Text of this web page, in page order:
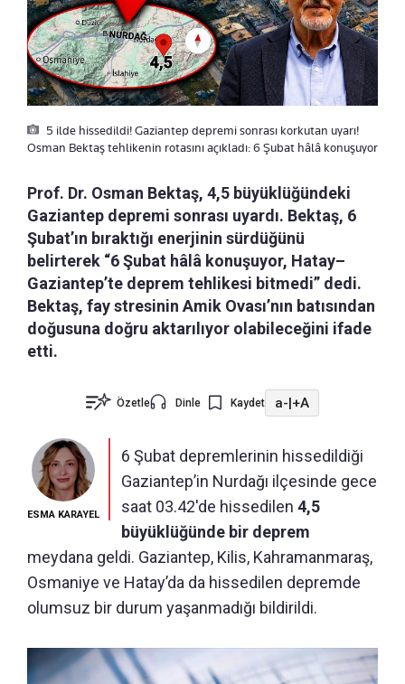
5 ilde hissedildi! Gaziantep depremi sonrası korkutan uyarı!
Osman Bektaş tehlikenin rotasını açıkladı: 6 Şubat hâlâ konuşuyor
Prof. Dr. Osman Bektaş, 4,5 büyüklüğündeki
Gaziantep depremi sonrası uyardı. Bektaş, 6
Şubat’ın bıraktığı enerjinin sürdüğünü
belirterek “6 Şubat hâlâ konuşuyor, Hatay–
Gaziantep’te deprem tehlikesi bitmedi” dedi.
Bektaş, fay stresinin Amik Ovası’nın batısından
doğusuna doğru aktarılıyor olabileceğini ifade
etti.
Özetle Dinle Kaydet a-|+A
ESMA KARAYEL
6 Şubat depremlerinin hissedildiği
Gaziantep’in Nurdağı ilçesinde gece
saat 03.42'de hissedilen 4,5
büyüklüğünde bir deprem
meydana geldi. Gaziantep, Kilis, Kahramanmaraş,
Osmaniye ve Hatay’da da hissedilen depremde
olumsuz bir durum yaşanmadığı bildirildi.